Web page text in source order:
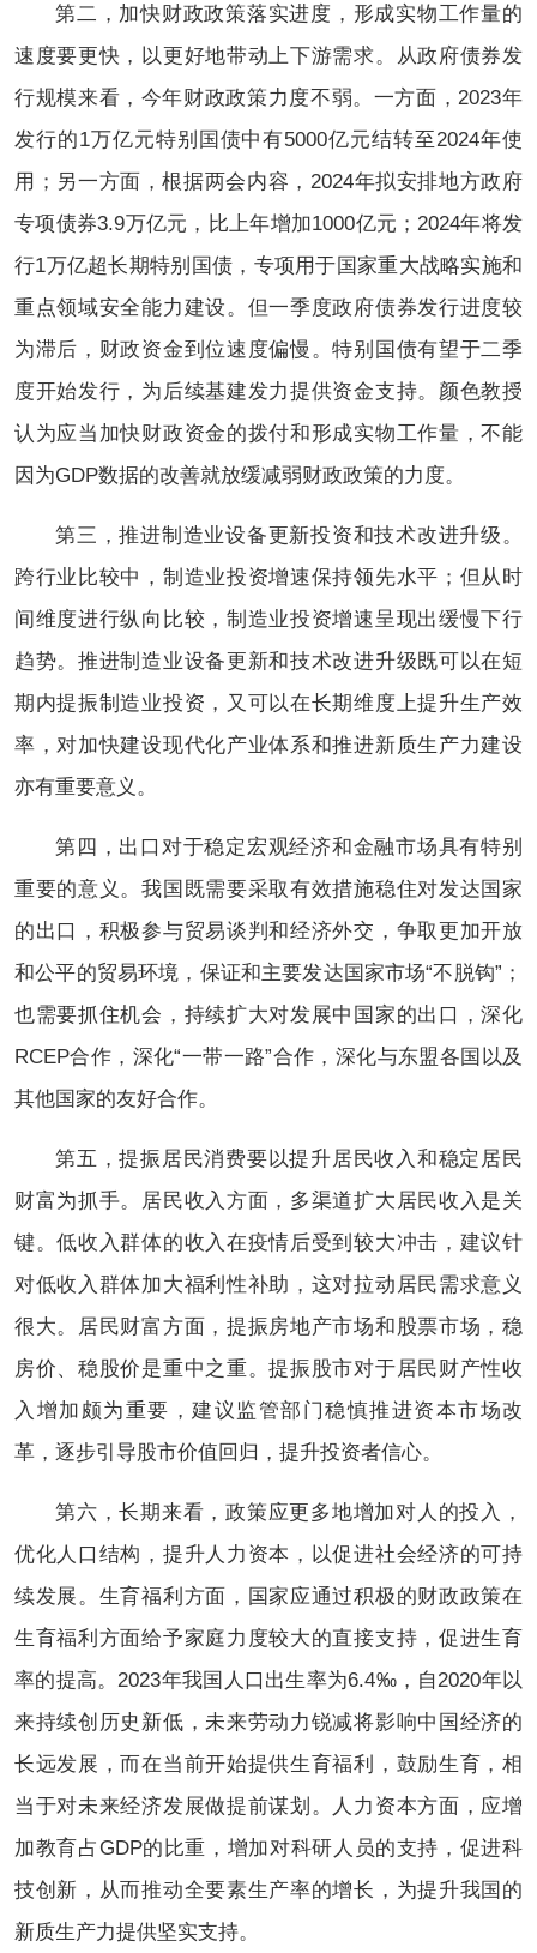
第二，加快财政政策落实进度，形成实物工作量的
速度要更快，以更好地带动上下游需求。从政府债券发
行规模来看，今年财政政策力度不弱。一方面，2023年
发行的1万亿元特别国债中有5000亿元结转至2024年使
用；另一方面，根据两会内容，2024年拟安排地方政府
专项债券3.9万亿元，比上年增加1000亿元；2024年将发
行1万亿超长期特别国债，专项用于国家重大战略实施和
重点领域安全能力建设。但一季度政府债券发行进度较
为滞后，财政资金到位速度偏慢。特别国债有望于二季
度开始发行，为后续基建发力提供资金支持。颜色教授
认为应当加快财政资金的拨付和形成实物工作量，不能
因为GDP数据的改善就放缓减弱财政政策的力度。
第三，推进制造业设备更新投资和技术改进升级。
跨行业比较中，制造业投资增速保持领先水平；但从时
间维度进行纵向比较，制造业投资增速呈现出缓慢下行
趋势。推进制造业设备更新和技术改进升级既可以在短
期内提振制造业投资，又可以在长期维度上提升生产效
率，对加快建设现代化产业体系和推进新质生产力建设
亦有重要意义。
第四，出口对于稳定宏观经济和金融市场具有特别
重要的意义。我国既需要采取有效措施稳住对发达国家
的出口，积极参与贸易谈判和经济外交，争取更加开放
和公平的贸易环境，保证和主要发达国家市场“不脱钩”；
也需要抓住机会，持续扩大对发展中国家的出口，深化
RCEP合作，深化“一带一路”合作，深化与东盟各国以及
其他国家的友好合作。
第五，提振居民消费要以提升居民收入和稳定居民
财富为抓手。居民收入方面，多渠道扩大居民收入是关
键。低收入群体的收入在疫情后受到较大冲击，建议针
对低收入群体加大福利性补助，这对拉动居民需求意义
很大。居民财富方面，提振房地产市场和股票市场，稳
房价、稳股价是重中之重。提振股市对于居民财产性收
入增加颇为重要，建议监管部门稳慎推进资本市场改
革，逐步引导股市价值回归，提升投资者信心。
第六，长期来看，政策应更多地增加对人的投入，
优化人口结构，提升人力资本，以促进社会经济的可持
续发展。生育福利方面，国家应通过积极的财政政策在
生育福利方面给予家庭力度较大的直接支持，促进生育
率的提高。2023年我国人口出生率为6.4‰，自2020年以
来持续创历史新低，未来劳动力锐减将影响中国经济的
长远发展，而在当前开始提供生育福利，鼓励生育，相
当于对未来经济发展做提前谋划。人力资本方面，应增
加教育占GDP的比重，增加对科研人员的支持，促进科
技创新，从而推动全要素生产率的增长，为提升我国的
新质生产力提供坚实支持。